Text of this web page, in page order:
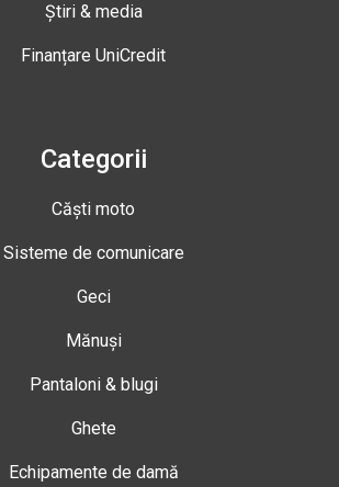
Știri & media
Finanțare UniCredit
Categorii
Căști moto
Sisteme de comunicare
Geci
Mănuși
Pantaloni & blugi
Ghete
Echipamente de damă